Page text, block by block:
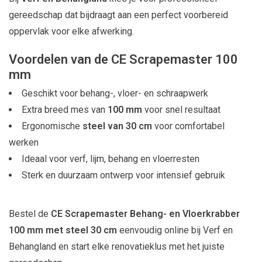
gereedschap dat bijdraagt aan een perfect voorbereid
oppervlak voor elke afwerking.
Voordelen van de CE Scrapemaster 100
mm
Geschikt voor behang-, vloer- en schraapwerk
Extra breed mes van 100 mm voor snel resultaat
Ergonomische steel van 30 cm voor comfortabel
werken
Ideaal voor verf, lijm, behang en vloerresten
Sterk en duurzaam ontwerp voor intensief gebruik
Bestel de CE Scrapemaster Behang- en Vloerkrabber
100 mm met steel 30 cm eenvoudig online bij Verf en
Behangland en start elke renovatieklus met het juiste